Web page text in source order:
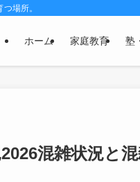
場所。
ホーム 家庭教育 塾
混雑状況と